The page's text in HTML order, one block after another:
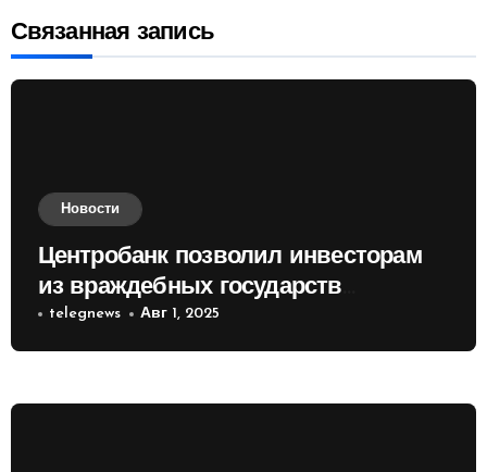
записям
Связанная запись
Новости
Центробанк позволил инвесторам
из враждебных государств
приобретать валюту
telegnews Авг 1, 2025